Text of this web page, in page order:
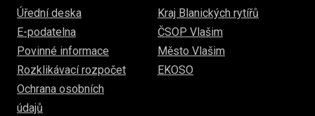
Úřední deska
E-podatelna
Povinné informace
Rozklikávací rozpočet
Ochrana osobních
údajů
Kraj Blanických rytířů
ČSOP Vlašim
Město Vlašim
EKOSO